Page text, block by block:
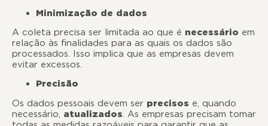
Minimização de dados
A coleta precisa ser limitada ao que é necessário em
relação às finalidades para as quais os dados são
processados. Isso implica que as empresas devem
evitar excessos.
Precisão
Os dados pessoais devem ser precisos e, quando
necessário, atualizados. As empresas precisam tomar